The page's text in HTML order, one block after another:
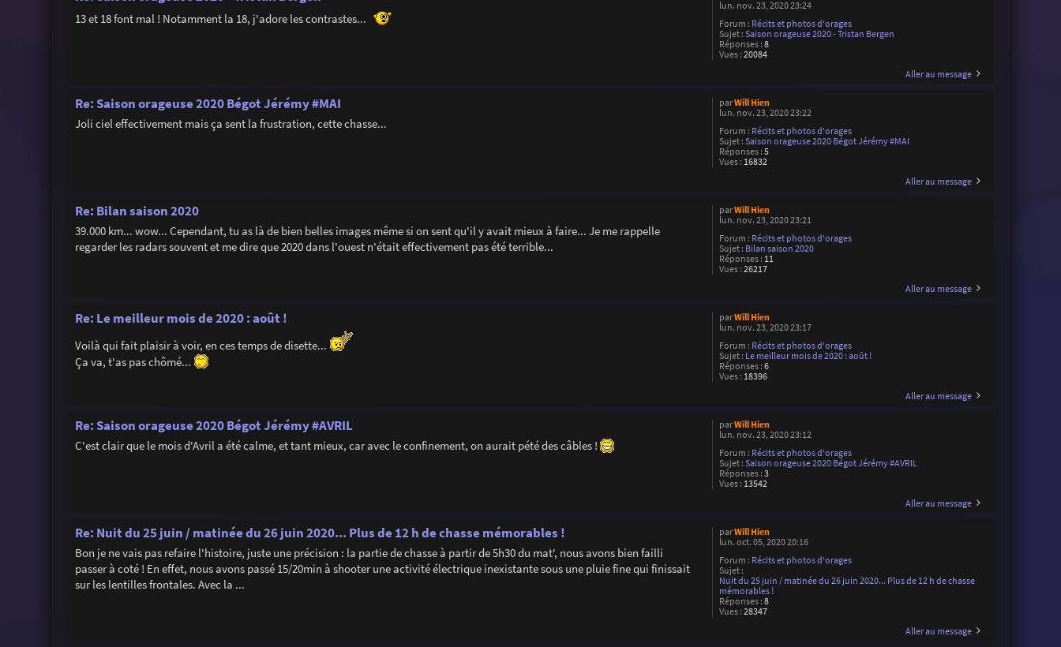
lun. nov. 23, 2020 23:24
Forum : Récits et photos d'orages
Sujet : Saison orageuse 2020 - Tristan Bergen
Réponses : 8
Vues : 20084
13 et 18 font mal ! Notamment la 18, j'adore les contrastes...
Aller au message
parWill Hien
lun. nov. 23, 2020 23:22
Forum : Récits et photos d'orages
Sujet : Saison orageuse 2020 Bégot Jérémy #MAI
Réponses : 5
Vues : 16832
Re: Saison orageuse 2020 Bégot Jérémy #MAI
Joli ciel effectivement mais ça sent la frustration, cette chasse...
Aller au message
parWill Hien
lun. nov. 23, 2020 23:21
Forum : Récits et photos d'orages
Sujet : Bilan saison 2020
Réponses : 11
Vues : 26217
Re: Bilan saison 2020
39.000 km... wow... Cependant, tu as là de bien belles images même si on sent qu'il y avait mieux à faire... Je me rappelle
regarder les radars souvent et me dire que 2020 dans l'ouest n'était effectivement pas été terrible...
Aller au message
parWill Hien
lun. nov. 23, 2020 23:17
Forum : Récits et photos d'orages
Sujet : Le meilleur mois de 2020 : août !
Réponses : 6
Vues : 18396
Re: Le meilleur mois de 2020 : août !
Voilà qui fait plaisir à voir, en ces temps de disette...
Ça va, t'as pas chômé...
Aller au message
parWill Hien
lun. nov. 23, 2020 23:12
Forum : Récits et photos d'orages
Sujet : Saison orageuse 2020 Bégot Jérémy #AVRIL
Réponses : 3
Vues : 13542
Re: Saison orageuse 2020 Bégot Jérémy #AVRIL
C'est clair que le mois d'Avril a été calme, et tant mieux, car avec le confinement, on aurait pété des câbles !
Aller au message
parWill Hien
lun. oct. 05, 2020 20:16
Forum : Récits et photos d'orages
Sujet :
Nuit du 25 juin / matinée du 26 juin 2020... Plus de 12 h de chasse
mémorables !
Réponses : 8
Vues : 28347
Re: Nuit du 25 juin / matinée du 26 juin 2020... Plus de 12 h de chasse mémorables !
Bon je ne vais pas refaire l'histoire, juste une précision : la partie de chasse à partir de 5h30 du mat', nous avons bien failli
passer à coté ! En effet, nous avons passé 15/20min à shooter une activité électrique inexistante sous une pluie fine qui finissait
sur les lentilles frontales. Avec la ...
Aller au message